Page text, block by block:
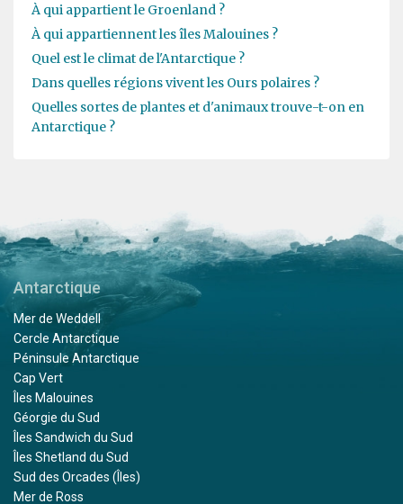
À qui appartient le Groenland ?
À qui appartiennent les îles Malouines ?
Quel est le climat de l'Antarctique ?
Dans quelles régions vivent les Ours polaires ?
Quelles sortes de plantes et d'animaux trouve-t-on en
Antarctique ?
Antarctique
Mer de Weddell
Cercle Antarctique
Péninsule Antarctique
Cap Vert
Îles Malouines
Géorgie du Sud
Îles Sandwich du Sud
Îles Shetland du Sud
Sud des Orcades (Îles)
Mer de Ross